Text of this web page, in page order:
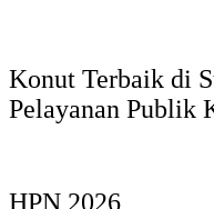
Konut Terbaik di
Pelayanan Publik
HPN 2026